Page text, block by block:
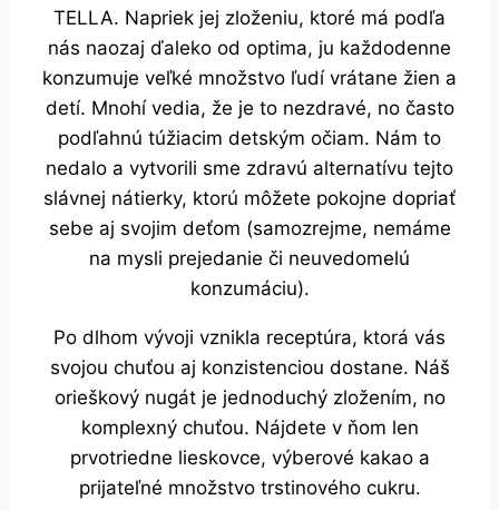
TELLA. Napriek jej zloženiu, ktoré má podľa
nás naozaj ďaleko od optima, ju každodenne
konzumuje veľké množstvo ľudí vrátane žien a
detí. Mnohí vedia, že je to nezdravé, no často
podľahnú túžiacim detským očiam. Nám to
nedalo a vytvorili sme zdravú alternatívu tejto
slávnej nátierky, ktorú môžete pokojne dopriať
sebe aj svojim deťom (samozrejme, nemáme
na mysli prejedanie či neuvedomelú
konzumáciu).
Po dlhom vývoji vznikla receptúra, ktorá vás
svojou chuťou aj konzistenciou dostane. Náš
orieškový nugát je jednoduchý zložením, no
komplexný chuťou. Nájdete v ňom len
prvotriedne lieskovce, výberové kakao a
prijateľné množstvo trstinového cukru.